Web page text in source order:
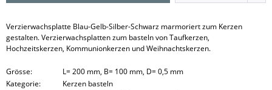
Verzierwachsplatte Blau-Gelb-Silber-Schwarz marmoriert zum Kerzen
gestalten. Verzierwachsplatten zum basteln von Taufkerzen,
Hochzeitskerzen, Kommunionkerzen und Weihnachtskerzen.
Grösse:
L= 200 mm, B= 100 mm, D= 0,5 mm
Kategorie:
Kerzen basteln